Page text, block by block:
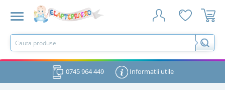
0745 964 449 Informatii utile